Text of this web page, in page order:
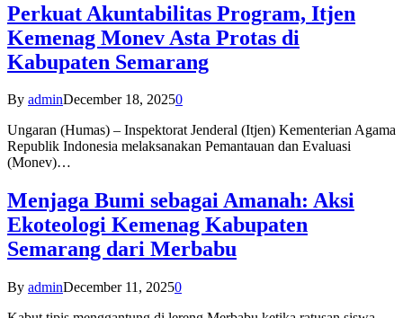
Perkuat Akuntabilitas Program, Itjen
Kemenag Monev Asta Protas di
Kabupaten Semarang
By adminDecember 18, 20250
Ungaran (Humas) – Inspektorat Jenderal (Itjen) Kementerian Agama
Republik Indonesia melaksanakan Pemantauan dan Evaluasi
(Monev)…
Menjaga Bumi sebagai Amanah: Aksi
Ekoteologi Kemenag Kabupaten
Semarang dari Merbabu
By adminDecember 11, 20250